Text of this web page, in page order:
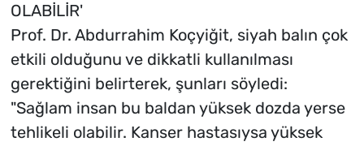
OLABİLİR'
Prof. Dr. Abdurrahim Koçyiğit, siyah balın çok
etkili olduğunu ve dikkatli kullanılması
gerektiğini belirterek, şunları söyledi:
"Sağlam insan bu baldan yüksek dozda yerse
tehlikeli olabilir. Kanser hastasıysa yüksek